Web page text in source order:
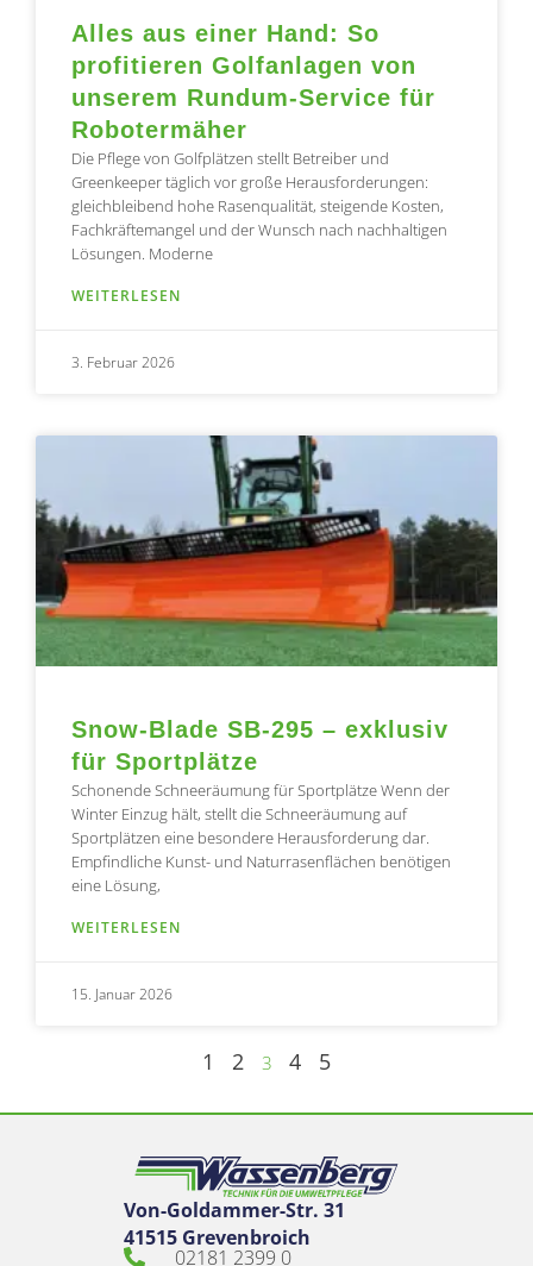
Alles aus einer Hand: So
profitieren Golfanlagen von
unserem Rundum-Service für
Robotermäher
Die Pflege von Golfplätzen stellt Betreiber und
Greenkeeper täglich vor große Herausforderungen:
gleichbleibend hohe Rasenqualität, steigende Kosten,
Fachkräftemangel und der Wunsch nach nachhaltigen
Lösungen. Moderne
WEITERLESEN
3. Februar 2026
Snow-Blade SB-295 – exklusiv
für Sportplätze
Schonende Schneeräumung für Sportplätze Wenn der
Winter Einzug hält, stellt die Schneeräumung auf
Sportplätzen eine besondere Herausforderung dar.
Empfindliche Kunst- und Naturrasenflächen benötigen
eine Lösung,
WEITERLESEN
15. Januar 2026
1 2 3 4 5
Von-Goldammer-Str. 31
41515 Grevenbroich
02181 2399 0